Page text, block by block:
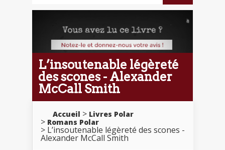
L’insoutenable légèreté
des scones - Alexander
McCall Smith
Accueil
Livres Polar
Romans Polar
L’insoutenable légèreté des scones -
Alexander McCall Smith